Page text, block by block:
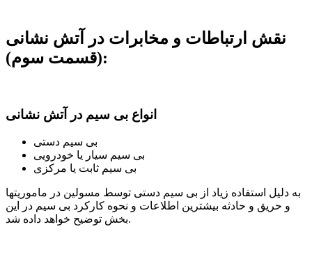
نقش ارتباطات و مخابرات در آتش نشانی
(قسمت سوم):
انواع بی سیم در آتش نشانی
بی سیم دستی
بی سیم سیار یا خودرویی
بی سیم ثابت یا مرکزی
به دلیل استفاده زیاد از بی سیم دستی توسط مسولین در ماموریتها
و حریق و حادثه بیشترین اطلاعات و نحوه کارکرد بی سیم در این
بخش توضیح خواهد داده شد.